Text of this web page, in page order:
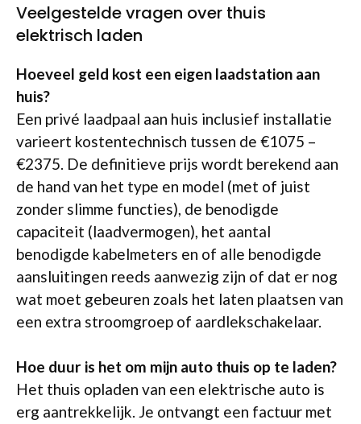
Veelgestelde vragen over thuis
elektrisch laden
Hoeveel geld kost een eigen laadstation aan
huis?
Een privé laadpaal aan huis inclusief installatie
varieert kostentechnisch tussen de €1075 –
€2375. De definitieve prijs wordt berekend aan
de hand van het type en model (met of juist
zonder slimme functies), de benodigde
capaciteit (laadvermogen), het aantal
benodigde kabelmeters en of alle benodigde
aansluitingen reeds aanwezig zijn of dat er nog
wat moet gebeuren zoals het laten plaatsen van
een extra stroomgroep of aardlekschakelaar.
Hoe duur is het om mijn auto thuis op te laden?
Het thuis opladen van een elektrische auto is
erg aantrekkelijk. Je ontvangt een factuur met